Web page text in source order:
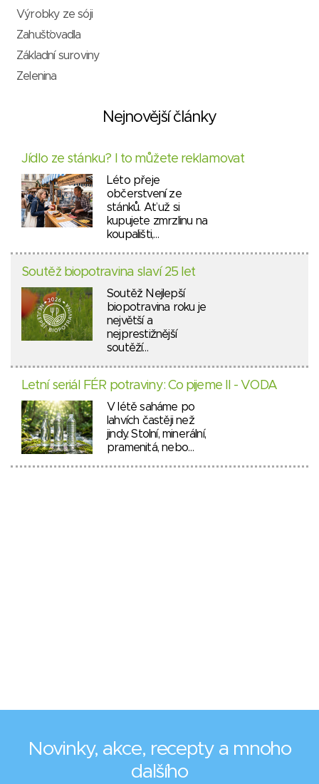
Výrobky ze sóji
Zahušťovadla
Základní suroviny
Zelenina
Nejnovější články
Jídlo ze stánku? I to můžete reklamovat
Léto přeje
občerstvení ze
stánků. Ať už si
kupujete zmrzlinu na
koupališti,…
Soutěž biopotravina slaví 25 let
Soutěž Nejlepší
biopotravina roku je
největší a
nejprestižnější
soutěží…
Letní seriál FÉR potraviny: Co pijeme II - VODA
V létě saháme po
lahvích častěji než
jindy. Stolní, minerální,
pramenitá, nebo…
Novinky, akce, recepty a mnoho
dalšího